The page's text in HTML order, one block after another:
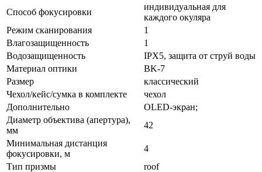
Способ фокусировки
индивидуальная для
каждого окуляра
Режим сканирования
1
Влагозащищенность
1
Водозащищенность
IPX5, защита от струй воды
Материал оптики
BK-7
Размер
классический
Чехол/кейс/сумка в комплекте
чехол
Дополнительно
OLED-экран;
Диаметр объектива (апертура),
мм
42
Минимальная дистанция
фокусировки, м
4
Тип призмы
roof